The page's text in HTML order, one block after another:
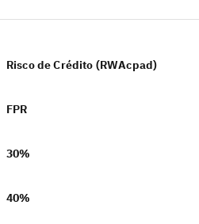
Risco de Crédito (RWAcpad)
FPR
30%
40%